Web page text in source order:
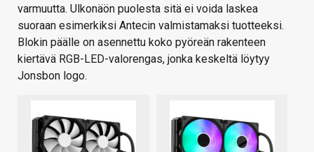
varmuutta. Ulkonäön puolesta sitä ei voida laskea
suoraan esimerkiksi Antecin valmistamaksi tuotteeksi.
Blokin päälle on asennettu koko pyöreän rakenteen
kiertävä RGB-LED-valorengas, jonka keskeltä löytyy
Jonsbon logo.